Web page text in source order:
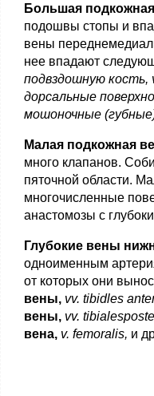
Большая
подошвы стопы и
вены
нее впадают
подвздошную кость,
дорсальные
мошоночные
Малая подкожная
много клапанов.
пяточной области.
многочисленные
анастомозы с
Глубокие вены
одноименным
от которых они
вены, vv. tibidles
вены, vv.
вена, v. femoralis, и